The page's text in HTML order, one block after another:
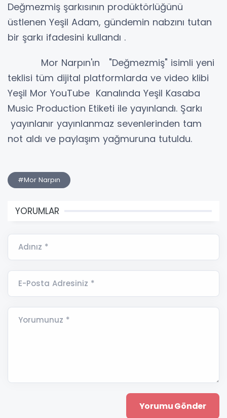
Değmezmiş şarkısının prodüktörlüğünü
üstlenen Yeşil Adam, gündemin nabzını tutan
bir şarkı ifadesini kullandı .
Mor Narpın'ın "Değmezmiş" isimli yeni
teklisi tüm dijital platformlarda ve video klibi
Yeşil Mor YouTube Kanalında Yeşil Kasaba
Music Production Etiketi ile yayınlandı. Şarkı
yayınlanır yayınlanmaz sevenlerinden tam
not aldı ve paylaşım yağmuruna tutuldu.
#Mor Narpın
YORUMLAR
Adınız *
E-Posta Adresiniz *
Yorumunuz *